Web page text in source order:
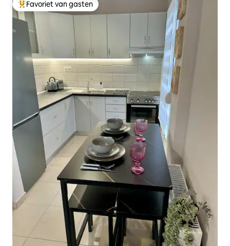
Topfavoriet van gasten
Favoriet van gasten